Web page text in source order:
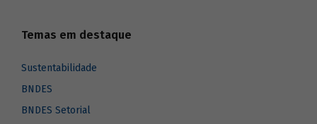
Temas em destaque
Sustentabilidade
BNDES
BNDES Setorial